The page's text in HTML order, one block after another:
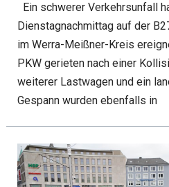
Ein schwerer Verkehrsunfall
Dienstagnachmittag auf der
im Werra-Meißner-Kreis
PKW gerieten nach einer
weiterer Lastwagen und ein
Gespann wurden ebenfalls in